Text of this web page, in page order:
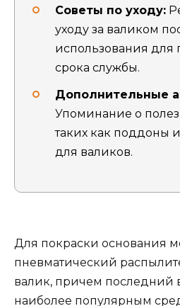
Советы по уходу:
уходу за валиком
использования для
срока службы.
Дополнительные
Упоминание о
таких как поддоны
для валиков.
Для покраски основания
пневматический
валик, причем последний
наиболее популярным